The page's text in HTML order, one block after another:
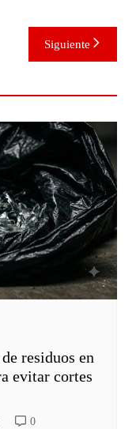
Siguiente
residuos en
evitar cortes
0